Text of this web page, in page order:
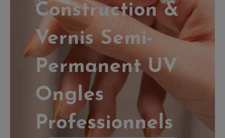
Construction &
Vernis Semi-
Permanent UV
Ongles
Professionnels